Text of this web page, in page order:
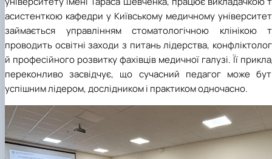
асистенткою кафедри у Київському медичному
займається управлінням стоматологічною клінікою
проводить освітні заходи з питань лідерства,
й професійного розвитку фахівців медичної галузі. Її
переконливо засвідчує, що сучасний педагог може
успішним лідером, дослідником і практиком одночасно.